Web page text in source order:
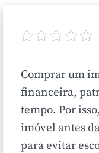
Comprar um
financeira,
tempo. Por
imóvel antes
para evitar